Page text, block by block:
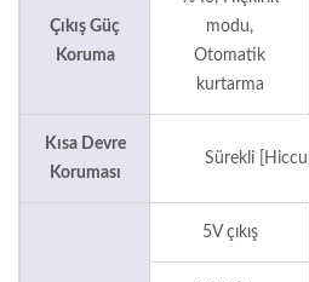
Çıkış Güç
Koruma
modu,
Otomatik
kurtarma
Kısa Devre
Koruması
Sürekli
5V çıkış